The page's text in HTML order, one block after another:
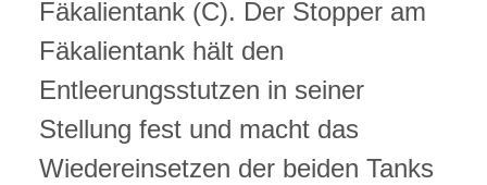
Fäkalientank (C). Der Stopper am
Fäkalientank hält den
Entleerungsstutzen in seiner
Stellung fest und macht das
Wiedereinsetzen der beiden Tanks